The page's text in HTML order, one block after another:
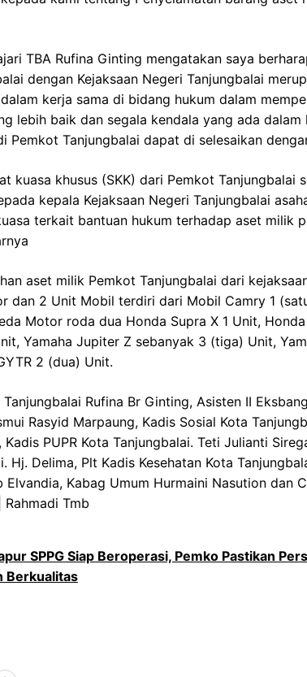
TBA Rufina Ginting mengatakan saya
dengan Kejaksaan Negeri Tanjungbalai
kerja sama di bidang hukum dalam
lebih baik dan segala kendala yang ada
Pemkot Tanjungbalai dapat di selesaikan
kuasa khusus (SKK) dari Pemkot Tanjungbalai
kepala Kejaksaan Negeri Tanjungbalai
terkait bantuan hukum terhadap aset milik
aset milik Pemkot Tanjungbalai dari
dan 2 Unit Mobil terdiri dari Mobil Camry 1
Motor roda dua Honda Supra X 1 Unit,
Yamaha Jupiter Z sebanyak 3 (tiga) Unit,
2 (dua) Unit.
Rufina Br Ginting, Asisten II
Rasyid Marpaung, Kadis Sosial Kota
Kadis PUPR Kota Tanjungbalai. Teti Julianti
Hj. Delima, Plt Kadis Kesehatan Kota
Elvandia, Kabag Umum Hurmaini Nasution dan
Tmb
SPPG Siap Beroperasi, Pemko Pastikan
Berkualitas